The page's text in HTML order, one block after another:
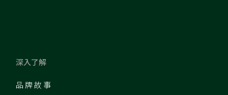
深入了解
品牌故事